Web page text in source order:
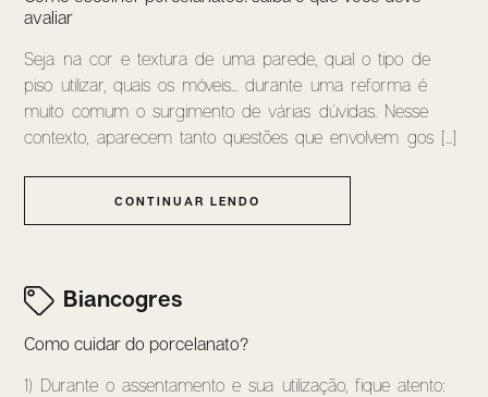
avaliar
Seja na cor e textura de uma parede, qual o tipo de
piso utilizar, quais os móveis... durante uma reforma é
muito comum o surgimento de várias dúvidas. Nesse
contexto, aparecem tanto questões que envolvem gos [...]
CONTINUAR LENDO
Biancogres
Como cuidar do porcelanato?
1) Durante o assentamento e sua utilização, fique atento: